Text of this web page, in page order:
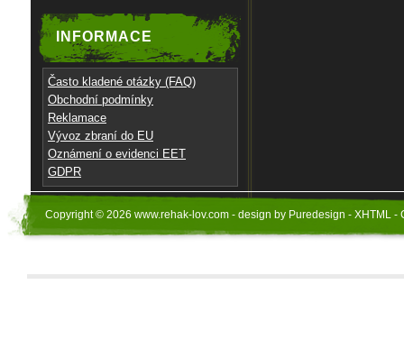
INFORMACE
Často kladené otázky (FAQ)
Obchodní podmínky
Reklamace
Vývoz zbraní do EU
Oznámení o evidenci EET
GDPR
Copyright © 2026 www.rehak-lov.com - design by Puredesign - XHTML -